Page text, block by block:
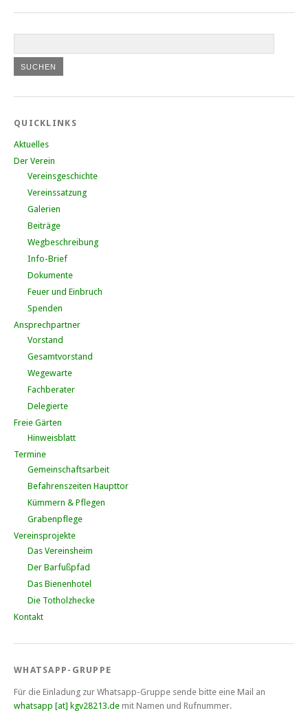
QUICKLINKS
Aktuelles
Der Verein
Vereinsgeschichte
Vereinssatzung
Galerien
Beiträge
Wegbeschreibung
Info-Brief
Dokumente
Feuer und Einbruch
Spenden
Ansprechpartner
Vorstand
Gesamtvorstand
Wegewarte
Fachberater
Delegierte
Freie Gärten
Hinweisblatt
Termine
Gemeinschaftsarbeit
Befahrenszeiten Haupttor
Kümmern & Pflegen
Grabenpflege
Vereinsprojekte
Das Vereinsheim
Der Barfußpfad
Das Bienenhotel
Die Totholzhecke
Kontakt
WHATSAPP-GRUPPE
Für die Einladung zur Whatsapp-Gruppe sende bitte eine Mail an
whatsapp [at] kgv28213.de mit Namen und Rufnummer.